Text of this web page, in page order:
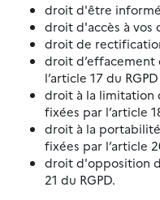
droit d'être
droit d'accès à vos
droit de
droit d’effacement
l’article 17 du
droit à la limitation
fixées par l’article
droit à la
fixées par l’article
droit d'opposition
21 du RGPD.